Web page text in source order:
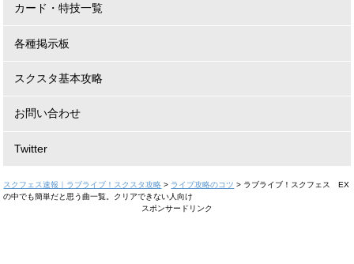
カード・特技一覧
各種掲示板
スクスタ基本攻略
お問い合わせ
Twitter
スクフェス速報｜ラブライブ！スクスタ攻略 > ライブ攻略のコツ > ラブライブ！スクフェス EX
の中でも簡単だと思う曲一覧。クリアできない人向け
スポンサードリンク